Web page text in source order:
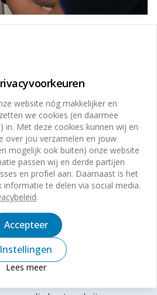
verplicht?
opgenomen in het
website nóg makkelijker en
we cookies (en daarmee
in. Met deze cookies kunnen wij en
over jou verzamelen en jouw
mogelijk ook buiten) onze website
passen wij en derde partijen
en profiel aan. Daarnaast is het
te delen via social media.
.
Accepteer
Instellingen
Lees meer